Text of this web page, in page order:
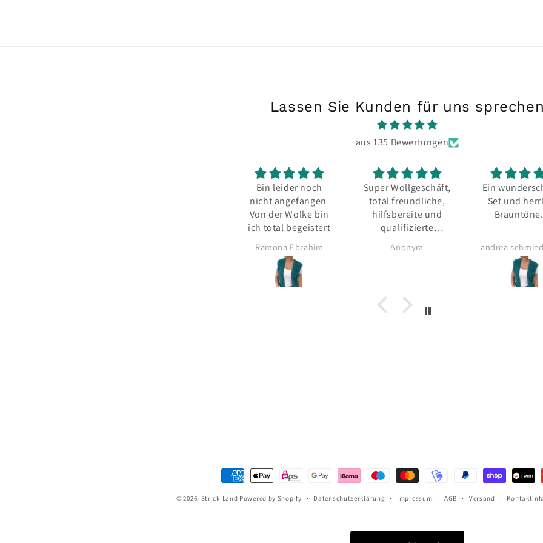
Lassen Sie Kunden für uns sprechen
aus 135 Bewertungen
Bin leider noch
nicht angefangen
Von der Wolke bin
ich total begeistert
Ramona Ebrahim
Super Wollgeschäft,
total freundliche,
hilfsbereite und
qualifizierte
Mitarbeiter mit so
ein Geschäft gibt.
Anonym
Ein
Set und
Zahlungsmethoden
© 2026, Strick-Land Powered by Shopify Datenschutzerklärung Impressum AGB Versand